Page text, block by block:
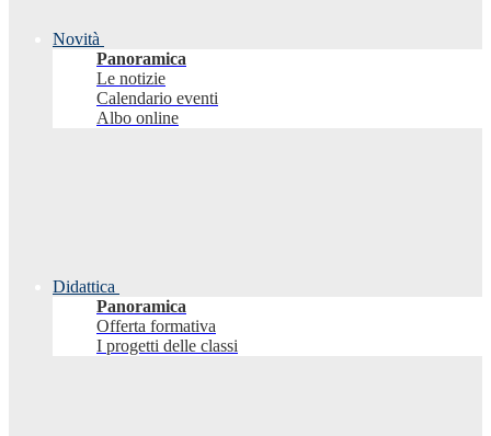
Novità
Panoramica
Le notizie
Calendario eventi
Albo online
Didattica
Panoramica
Offerta formativa
I progetti delle classi